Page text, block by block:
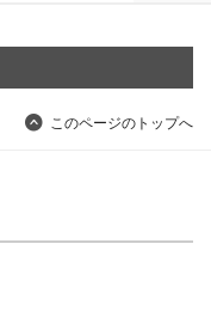
このページのトップへ